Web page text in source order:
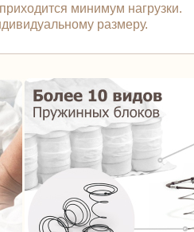
минимум нагрузки.
размеру.